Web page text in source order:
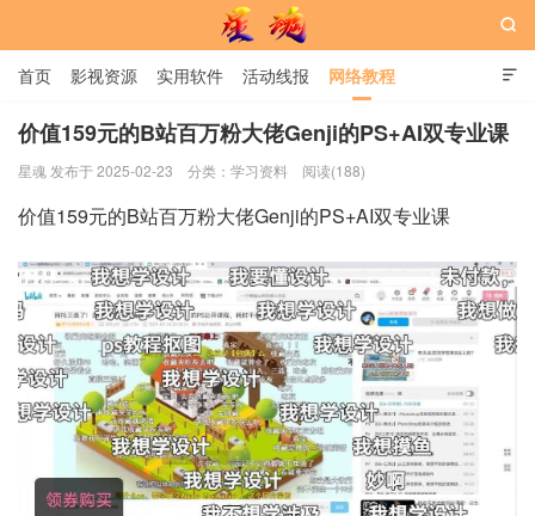

首页 影视资源 实用软件 活动线报 网络教程
用户中心 书籍 娱乐

价值159元的B站百万粉大佬Genji的PS+AI双专业课
星魂 发布于 2025-02-23 分类： 学习资料 阅读(188)
价值159元的B站百万粉大佬Genji的PS+AI双专业课